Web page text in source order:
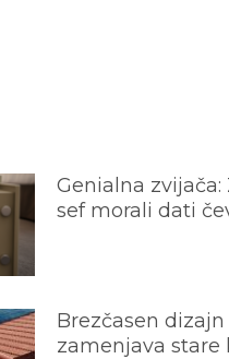
Genialna
sef morali dati
Brezčasen
zamenjava stare